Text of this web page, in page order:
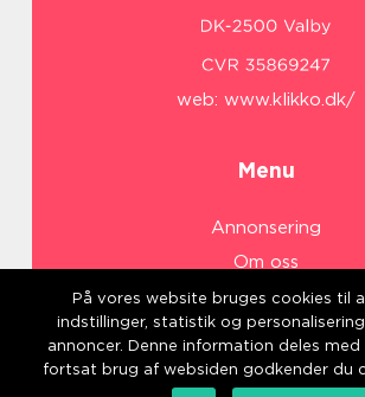
web: www.klikko.dk/
Menu
Annonsering
Om oss
Cookies
Kontakta oss
Sitemap
På vores website bruges cookies til
indstillinger, statistik og
annoncer. Denne information deles
fortsat brug af websiden godkender du